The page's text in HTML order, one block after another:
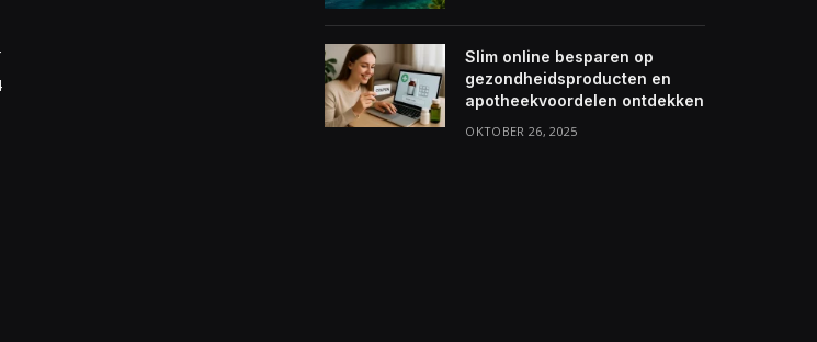
Slim online besparen op
gezondheidsproducten en
apotheekvoordelen ontdekken
OKTOBER 26, 2025